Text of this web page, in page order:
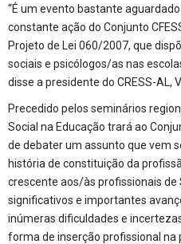
“É um evento bastante
constante ação do Conjunto
Projeto de Lei 060/2007, que
sociais e psicólogos/as nas
disse a presidente do CRESS-AL,
Precedido pelos seminários
Social na Educação trará ao
de debater um assunto que vem
história de constituição da
crescente aos/às profissionais de
significativos e importantes
inúmeras dificuldades e
forma de inserção profissional na